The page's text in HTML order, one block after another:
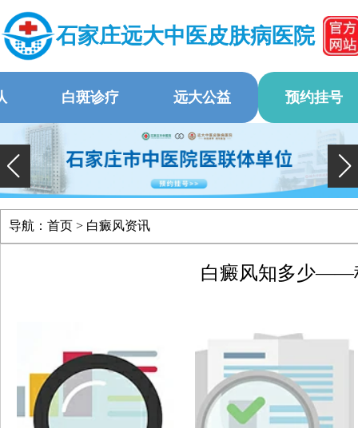
石家庄远大中医皮肤病医院
白斑诊疗 远大公益 预约挂号
导航： 首页 > 白癜风资讯
白癜风知多少——